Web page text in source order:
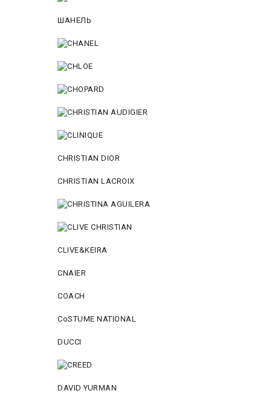
ШАНЕЛЬ
CHRISTIAN DIOR
CHRISTIAN LACROIX
CLIVE&KEIRA
CNAIER
COACH
CoSTUME NATIONAL
DUCCI
DAVID YURMAN